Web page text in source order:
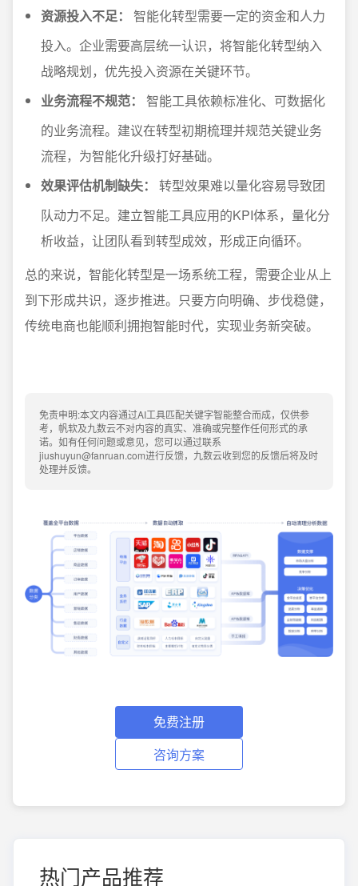
资源投入不足：
智能化转型需要一定的资金和人力
投入。企业需要高层统一认识，将智能化转型纳入
战略规划，优先投入资源在关键环节。
业务流程不规范：
智能工具依赖标准化、可数据化
的业务流程。建议在转型初期梳理并规范关键业务
流程，为智能化升级打好基础。
效果评估机制缺失：
转型效果难以量化容易导致团
队动力不足。建立智能工具应用的KPI体系，量化分
析收益，让团队看到转型成效，形成正向循环。
总的来说，智能化转型是一场系统工程，需要企业从上
到下形成共识，逐步推进。只要方向明确、步伐稳健，
传统电商也能顺利拥抱智能时代，实现业务新突破。
免责申明:本文内容通过AI工具匹配关键字智能整合而成，仅供参
考，帆软及九数云不对内容的真实、准确或完整作任何形式的承
诺。如有任何问题或意见，您可以通过联系
jiushuyun@fanruan.com进行反馈，九数云收到您的反馈后将及时
处理并反馈。
免费注册
咨询方案
热门产品推荐